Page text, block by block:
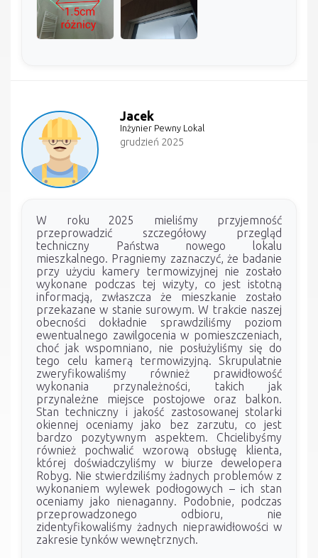
Jacek
Inżynier Pewny Lokal
grudzień 2025
W roku 2025 mieliśmy przyjemność
przeprowadzić szczegółowy przegląd
techniczny Państwa nowego lokalu
mieszkalnego. Pragniemy zaznaczyć, że badanie
przy użyciu kamery termowizyjnej nie zostało
wykonane podczas tej wizyty, co jest istotną
informacją, zwłaszcza że mieszkanie zostało
przekazane w stanie surowym. W trakcie naszej
obecności dokładnie sprawdziliśmy poziom
ewentualnego zawilgocenia w pomieszczeniach,
choć jak wspomniano, nie posłużyliśmy się do
tego celu kamerą termowizyjną. Skrupulatnie
zweryfikowaliśmy również prawidłowość
wykonania przynależności, takich jak
przynależne miejsce postojowe oraz balkon.
Stan techniczny i jakość zastosowanej stolarki
okiennej oceniamy jako bez zarzutu, co jest
bardzo pozytywnym aspektem. Chcielibyśmy
również pochwalić wzorową obsługę klienta,
której doświadczyliśmy w biurze dewelopera
Robyg. Nie stwierdziliśmy żadnych problemów z
wykonaniem wylewek podłogowych – ich stan
oceniamy jako nienaganny. Podobnie, podczas
przeprowadzonego odbioru, nie
zidentyfikowaliśmy żadnych nieprawidłowości w
zakresie tynków wewnętrznych.